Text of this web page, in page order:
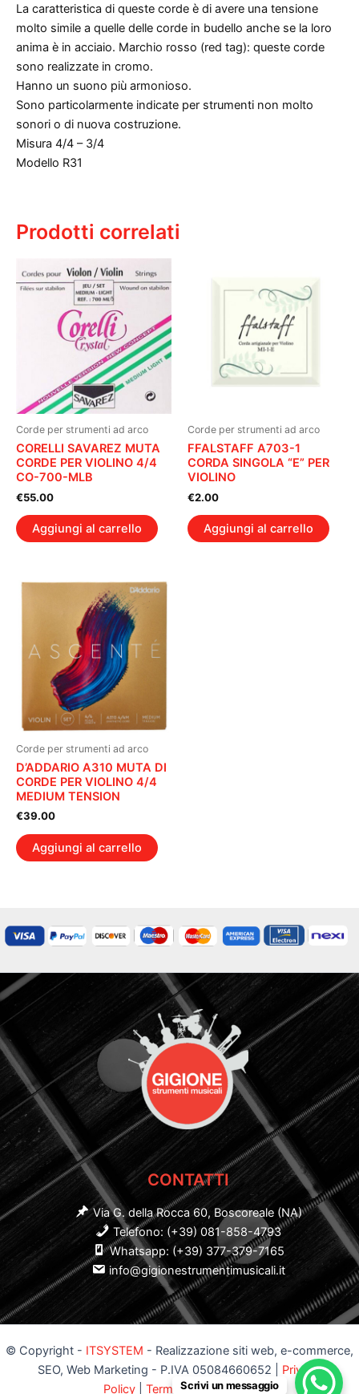
La caratteristica di queste corde è di avere una tensione
molto simile a quelle delle corde in budello anche se la loro
anima è in acciaio. Marchio rosso (red tag): queste corde
sono realizzate in cromo.
Hanno un suono più armonioso.
Sono particolarmente indicate per strumenti non molto
sonori o di nuova costruzione.
Misura 4/4 – 3/4
Modello R31
Prodotti correlati
Corde per strumenti ad arco
CORELLI SAVAREZ MUTA
CORDE PER VIOLINO 4/4
CO-700-MLB
€55.00
Aggiungi al carrello
Corde per strumenti ad arco
FFALSTAFF A703-1
CORDA SINGOLA “E” PER
VIOLINO
€2.00
Aggiungi al carrello
Corde per strumenti ad arco
D’ADDARIO A310 MUTA DI
CORDE PER VIOLINO 4/4
MEDIUM TENSION
€39.00
Aggiungi al carrello
CONTATTI
Via G. della Rocca 60, Boscoreale (NA)
Telefono: (+39) 081-858-4793
Whatsapp: (+39) 377-379-7165
info@gigionestrumentimusicali.it
© Copyright - ITSYSTEM - Realizzazione siti web, e-commerce,
SEO, Web Marketing - P.IVA 05084660652 | Privacy
Policy
Termini e Condizioni
Scrivi un messaggio